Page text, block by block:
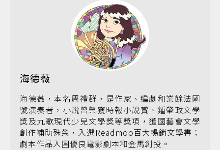
海德薇
海德薇，本名周禮群，是作家、編劇和業餘法國
號演奏者，小說曾榮獲時報小說賞、鍾肇政文學
獎及九歌現代少兒文學獎等獎項，獲國藝會文學
創作補助殊榮，入選Readmoo百大暢銷文學書；
劇本作品入圍優良電影劇本和金馬創投。